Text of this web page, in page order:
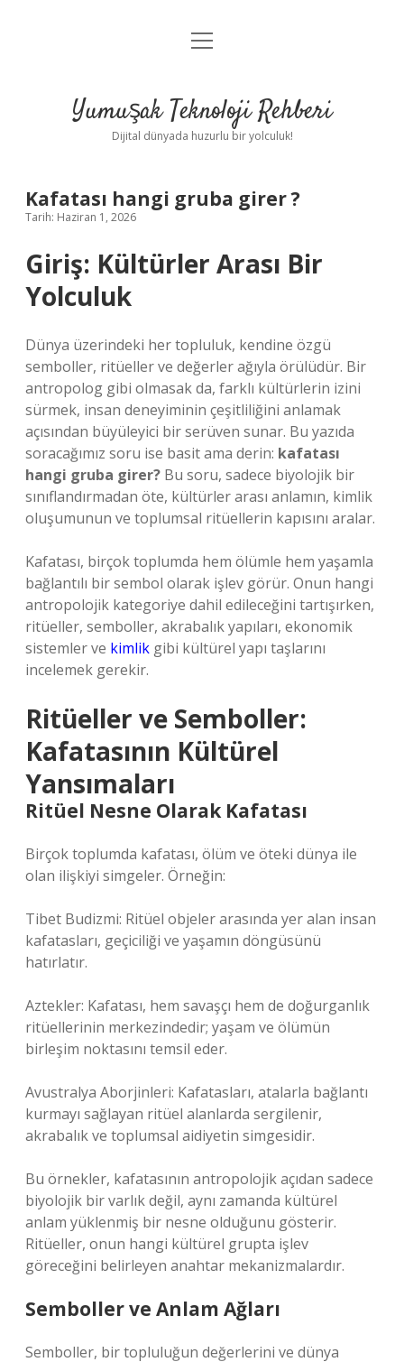
Anasayfa
Yasal Uyarı
menüyü
Yumuşak Teknoloji Rehberi
Dijital dünyada huzurlu bir yolculuk!
Kafatası hangi gruba girer ?
Tarih: Haziran 1, 2026
Giriş: Kültürler Arası Bir
Yolculuk
Dünya üzerindeki her topluluk, kendine özgü
semboller, ritüeller ve değerler ağıyla örülüdür. Bir
antropolog gibi olmasak da, farklı kültürlerin izini
sürmek, insan deneyiminin çeşitliliğini anlamak
açısından büyüleyici bir serüven sunar. Bu yazıda
soracağımız soru ise basit ama derin: kafatası
hangi gruba girer? Bu soru, sadece biyolojik bir
sınıflandırmadan öte, kültürler arası anlamın, kimlik
oluşumunun ve toplumsal ritüellerin kapısını aralar.
Kafatası, birçok toplumda hem ölümle hem yaşamla
bağlantılı bir sembol olarak işlev görür. Onun hangi
antropolojik kategoriye dahil edileceğini tartışırken,
ritüeller, semboller, akrabalık yapıları, ekonomik
sistemler ve kimlik gibi kültürel yapı taşlarını
incelemek gerekir.
Ritüeller ve Semboller:
Kafatasının Kültürel
Yansımaları
Ritüel Nesne Olarak Kafatası
Birçok toplumda kafatası, ölüm ve öteki dünya ile
olan ilişkiyi simgeler. Örneğin:
Tibet Budizmi: Ritüel objeler arasında yer alan insan
kafatasları, geçiciliği ve yaşamın döngüsünü
hatırlatır.
Aztekler: Kafatası, hem savaşçı hem de doğurganlık
ritüellerinin merkezindedir; yaşam ve ölümün
birleşim noktasını temsil eder.
Avustralya Aborjinleri: Kafatasları, atalarla bağlantı
kurmayı sağlayan ritüel alanlarda sergilenir,
akrabalık ve toplumsal aidiyetin simgesidir.
Bu örnekler, kafatasının antropolojik açıdan sadece
biyolojik bir varlık değil, aynı zamanda kültürel
anlam yüklenmiş bir nesne olduğunu gösterir.
Ritüeller, onun hangi kültürel grupta işlev
göreceğini belirleyen anahtar mekanizmalardır.
Semboller ve Anlam Ağları
Semboller, bir topluluğun değerlerini ve dünya